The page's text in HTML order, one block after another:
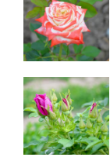
Impératrice Farah
Rugosa de
dulceaţă